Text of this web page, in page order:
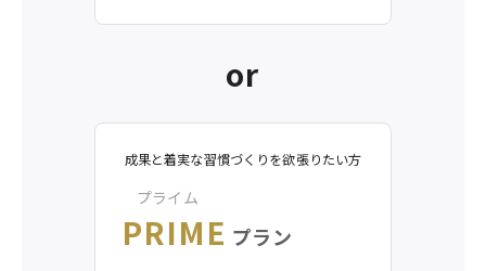
or
成果と着実な習慣づくりを欲張りたい方
プライム
PRIME プラン